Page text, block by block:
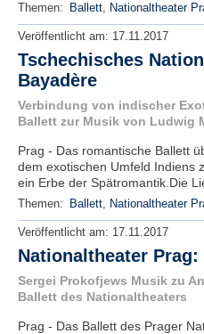
Themen: Ballett, Nationaltheater
Veröffentlicht am: 17.11.2017
Tschechisches
Bayadère
Verbindung von indischer
Ballett zur Musik von Ludwig
Prag - Das romantische Ballett
dem exotischen Umfeld Indiens
ein Erbe der Spätromantik.Die
Themen: Ballett, Nationaltheater
Veröffentlicht am: 17.11.2017
Nationaltheater
Sergei Prokofjews Musik zu
Ballett des Nationaltheaters
Prag - Das Ballett des Prager